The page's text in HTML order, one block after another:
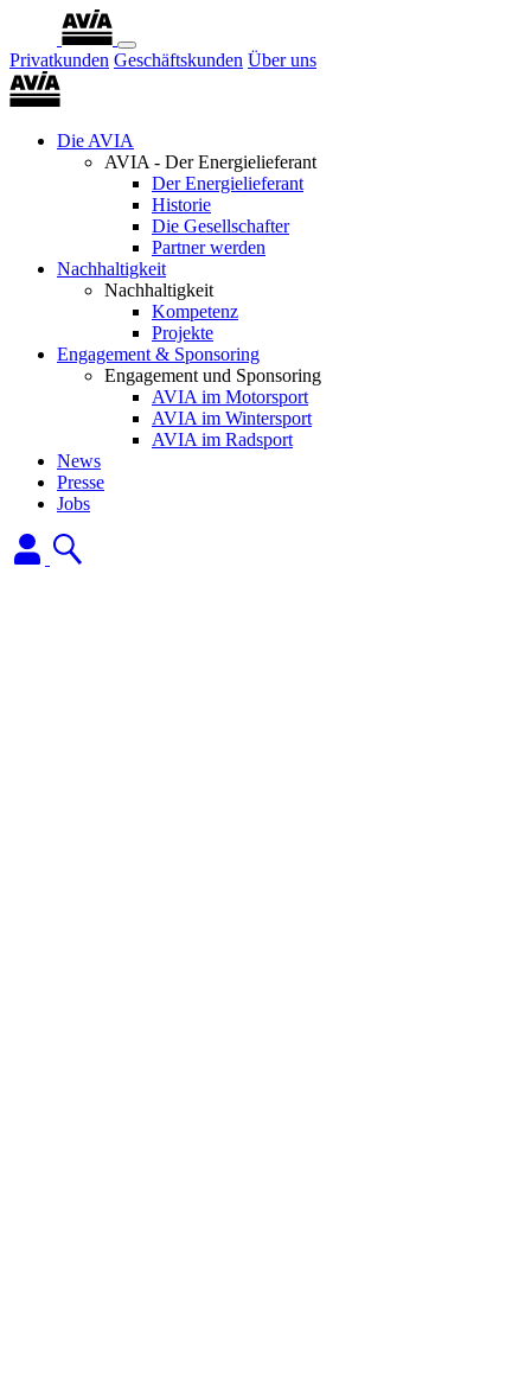
Privatkunden Geschäftskunden Über uns
Die AVIA
AVIA - Der Energielieferant
Der Energielieferant
Historie
Die Gesellschafter
Partner werden
Nachhaltigkeit
Nachhaltigkeit
Kompetenz
Projekte
Engagement & Sponsoring
Engagement und Sponsoring
AVIA im Motorsport
AVIA im Wintersport
AVIA im Radsport
News
Presse
Jobs